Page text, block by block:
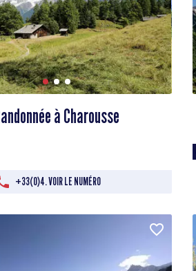
à Charousse
+33(0)4. VOIR LE NUMÉRO